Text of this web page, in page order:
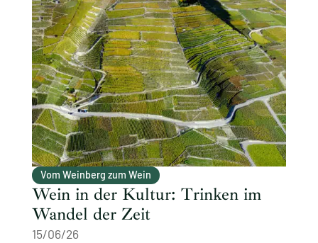
Vom Weinberg zum Wein
Wein in der Kultur: Trinken im
Wandel der Zeit
15/06/26